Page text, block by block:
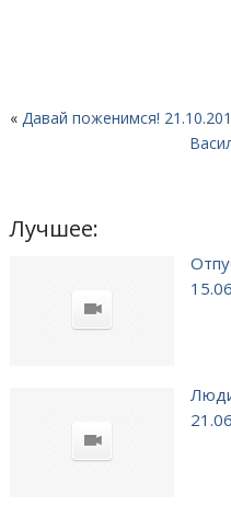
« Давай поженимся!
Лучшее: